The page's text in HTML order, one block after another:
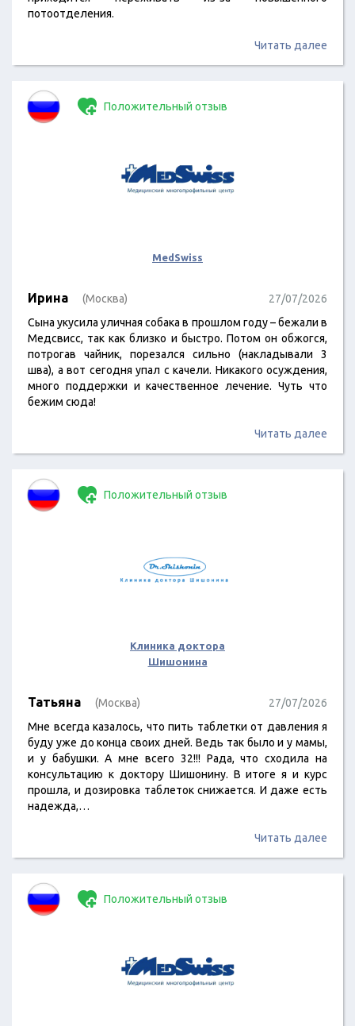
потоотделения.
Читать далее
Положительный отзыв
MedSwiss
Ирина (Москва)
27/07/2026
Сына укусила уличная собака в прошлом году – бежали в
Медсвисс, так как близко и быстро. Потом он обжогся,
потрогав чайник, порезался сильно (накладывали 3
шва), а вот сегодня упал с качели. Никакого осуждения,
много поддержки и качественное лечение. Чуть что
бежим сюда!
Читать далее
Положительный отзыв
Клиника доктора
Шишонина
Татьяна (Москва)
27/07/2026
Мне всегда казалось, что пить таблетки от давления я
буду уже до конца своих дней. Ведь так было и у мамы,
и у бабушки. А мне всего 32!!! Рада, что сходила на
консультацию к доктору Шишонину. В итоге я и курс
прошла, и дозировка таблеток снижается. И даже есть
надежда,…
Читать далее
Положительный отзыв